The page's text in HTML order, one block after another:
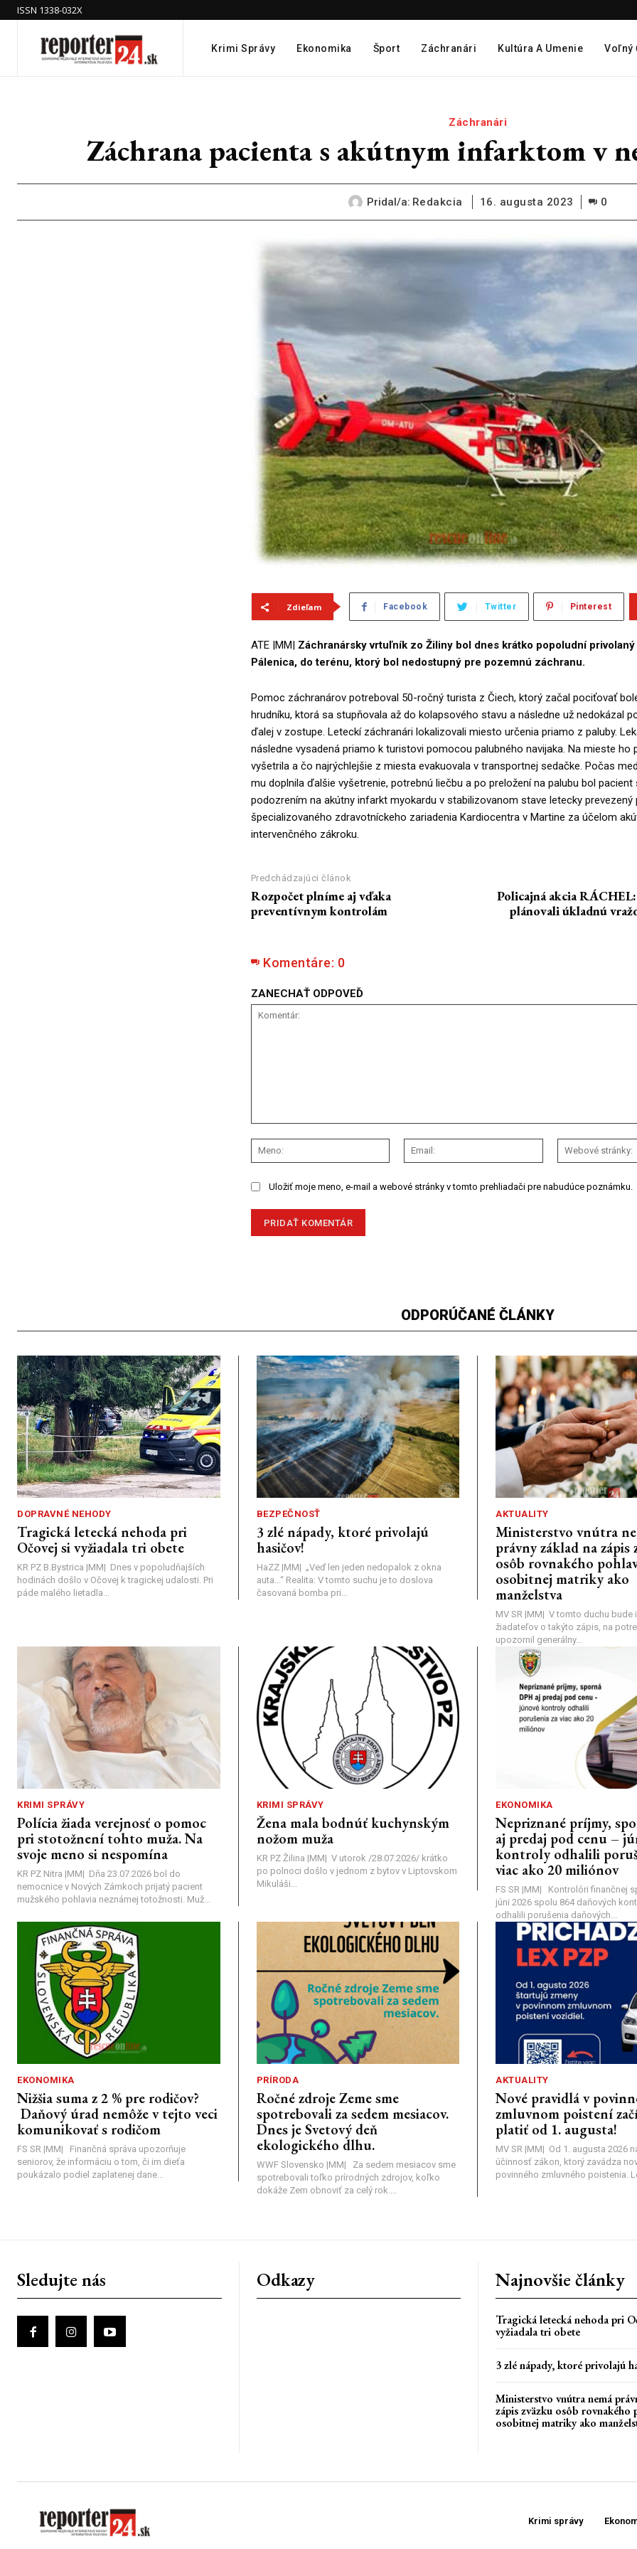
ISSN 1338-032X
Krimi Správy Ekonomika Šport Záchranári Kultúra A Umenie Voľný
Záchranári
Záchrana pacienta s akútnym infarktom v
Pridal/a: Redakcia 16. augusta 2023 0
Zdieľam Facebook Twitter Pinterest
ATE |MM| Záchranársky vrtuľník zo Žiliny bol dnes krátko popoludní
Pálenica, do terénu, ktorý bol nedostupný pre pozemnú záchranu.
Pomoc záchranárov potreboval 50-ročný turista z Čiech, ktorý začal pociťovať
hrudníku, ktorá sa stupňovala až do kolapsového stavu a následne už nedokázal
ďalej v zostupe. Leteckí záchranári lokalizovali miesto určenia priamo z paluby.
následne vysadená priamo k turistovi pomocou palubného navijaka. Na mieste ho
vyšetrila a čo najrýchlejšie z miesta evakuovala v transportnej sedačke. Počas
mu doplnila ďalšie vyšetrenie, potrebnú liečbu a po preložení na palubu bol pacient
podozrením na akútny infarkt myokardu v stabilizovanom stave letecky prevezený
špecializovaného zdravotníckeho zariadenia Kardiocentra v Martine za účelom
intervenčného zákroku.
Predchádzajúci článok
Rozpočet plníme aj vďaka
preventívnym kontrolám
Policajná akcia
plánovali úkladnú
Komentáre: 0
ZANECHAŤ ODPOVEĎ
Meno:
Email:
Uložiť moje meno, e-mail a webové stránky v tomto prehliadači pre nabudúce poznámku.
ODPORÚČANÉ ČLÁNKY
DOPRAVNÉ NEHODY
Tragická letecká nehoda pri
Očovej si vyžiadala tri obete
KR PZ B.Bystrica |MM| Dnes v popoludňajších
hodinách došlo v Očovej k tragickej udalosti. Pri
páde malého lietadla...
BEZPEČNOSŤ
3 zlé nápady, ktoré privolajú
hasičov!
HaZZ |MM| ​„Veď len jeden nedopalok z okna
auta...“ ​Realita: V tomto suchu je to doslova
časovaná bomba pri...
AKTUALITY
Ministerstvo vnútra
právny základ na zápis
osôb rovnakého
osobitnej matriky ako
manželstva
MV SR |MM| V tomto duchu bude
žiadateľov o takýto zápis, na
upozornil generálny...
KRIMI SPRÁVY
Polícia žiada verejnosť o pomoc
pri stotožnení tohto muža. Na
svoje meno si nespomína
KR PZ Nitra |MM| Dňa 23.07.2026 bol do
nemocnice v Nových Zámkoch prijatý pacient
mužského pohlavia neznámej totožnosti. Muž...
KRIMI SPRÁVY
Žena mala bodnúť kuchynským
nožom muža
KR PZ Žilina |MM| V utorok /28.07.2026/ krátko
po polnoci došlo v jednom z bytov v Liptovskom
Mikuláši...
EKONOMIKA
Nepriznané príjmy,
aj predaj pod cenu –
kontroly odhalili
viac ako 20 miliónov
FS SR |MM| Kontrolóri finančnej
júni 2026 spolu 864 daňových
odhalili porušenia daňových...
EKONOMIKA
Nižšia suma z 2 % pre rodičov?
Daňový úrad nemôže v tejto veci
komunikovať s rodičom
FS SR |MM| Finančná správa upozorňuje
seniorov, že informáciu o tom, či im dieťa
poukázalo podiel zaplatenej dane...
PRÍRODA
Ročné zdroje Zeme sme
spotrebovali za sedem mesiacov.
Dnes je Svetový deň
ekologického dlhu.
WWF Slovensko |MM| Za sedem mesiacov sme
spotrebovali toľko prírodných zdrojov, koľko
dokáže Zem obnoviť za celý rok....
AKTUALITY
Nové pravidlá v
zmluvnom poistení
platiť od 1. augusta!
MV SR |MM| Od 1. augusta 2026
účinnosť zákon, ktorý zavádza
povinného zmluvného poistenia.
Sledujte nás Odkazy Najnovšie články
Tragická letecká nehoda pri
vyžiadala tri obete
3 zlé nápady, ktoré privolajú
Ministerstvo vnútra nemá
zápis zväzku osôb rovnakého
osobitnej matriky ako
Krimi správy